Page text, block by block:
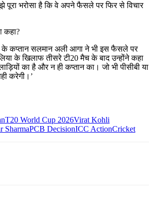
पूरा भरोसा है कि वे अपने फैसले पर फिर से विचार
कहा?
के कप्तान सलमान अली आगा ने भी इस फैसले पर
के खिलाफ तीसरे टी20 मैच के बाद उन्होंने कहा
का है और न ही कप्तान का। जो भी पीसीबी या
करेगी।’
World Cup 2026Virat Kohli
SharmaPCB DecisionICC ActionCricket